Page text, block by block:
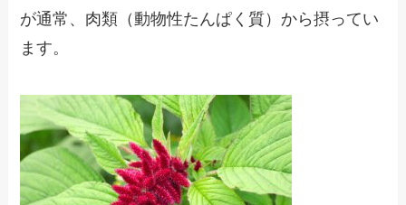
が通常、肉類（動物性たんぱく質）から摂ってい
ます。